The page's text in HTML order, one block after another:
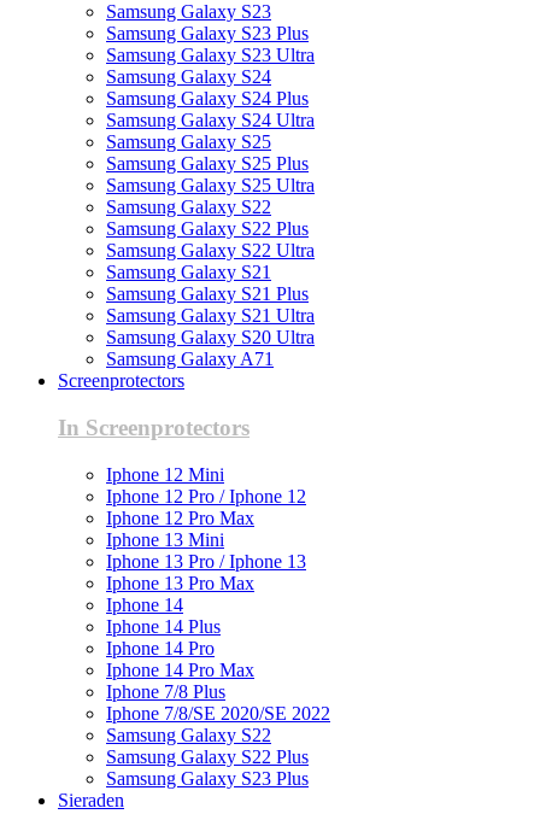
Samsung Galaxy S23
Samsung Galaxy S23 Plus
Samsung Galaxy S23 Ultra
Samsung Galaxy S24
Samsung Galaxy S24 Plus
Samsung Galaxy S24 Ultra
Samsung Galaxy S25
Samsung Galaxy S25 Plus
Samsung Galaxy S25 Ultra
Samsung Galaxy S22
Samsung Galaxy S22 Plus
Samsung Galaxy S22 Ultra
Samsung Galaxy S21
Samsung Galaxy S21 Plus
Samsung Galaxy S21 Ultra
Samsung Galaxy S20 Ultra
Samsung Galaxy A71
Screenprotectors
In Screenprotectors
Iphone 12 Mini
Iphone 12 Pro / Iphone 12
Iphone 12 Pro Max
Iphone 13 Mini
Iphone 13 Pro / Iphone 13
Iphone 13 Pro Max
Iphone 14
Iphone 14 Plus
Iphone 14 Pro
Iphone 14 Pro Max
Iphone 7/8 Plus
Iphone 7/8/SE 2020/SE 2022
Samsung Galaxy S22
Samsung Galaxy S22 Plus
Samsung Galaxy S23 Plus
Sieraden